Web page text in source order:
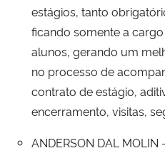
Ministério do Desenvolvimento Regional
Controladoria-Geral da União
Ministério da Mulher, da Família e dos
estágios, tanto
ficando somente a
alunos, gerando um
no processo de
contrato de estágio,
encerramento, visitas,
ANDERSON DAL MOLIN